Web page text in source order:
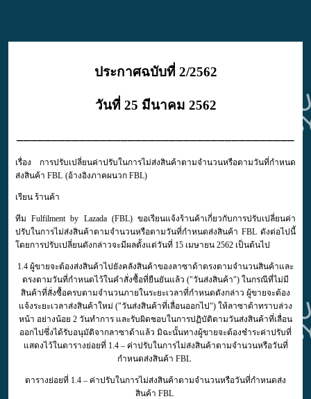
ประกาศฉบับที่ 2/2562
วันที่ 25 มีนาคม 2562
เรื่อง การปรับเปลี่ยนค่าปรับในการไม่ส่งสินค้าตามจำนวนหรือตามวันที่กำหนด
ส่งสินค้า FBL (อ้างอิงภาคผนวก FBL)
เรียน ร้านค้า
ทีม Fulfilment by Lazada (FBL) ขอเรียนแจ้งร้านค้าเกี่ยวกับการปรับเปลี่ยนค่า
ปรับในการไม่ส่งสินค้าตามจำนวนหรือตามวันที่กำหนดส่งสินค้า FBL ดังต่อไปนี้
โดยการปรับเปลี่ยนดังกล่าวจะมีผลตั้งแต่วันที่ 15 เมษายน 2562 เป็นต้นไป
1.4 ผู้ขายจะต้องส่งสินค้าไปยังคลังสินค้าของลาซาด้าตรงตามจำนวนสินค้าและ
ตรงตามวันที่กำหนดไว้ในคำสั่งซื้อที่ยืนยันแล้ว ("วันส่งสินค้า") ในกรณีที่ไม่มี
สินค้าที่สั่งซื้อครบตามจำนวนภายในระยะเวลาที่กำหนดดังกล่าว ผู้ขายจะต้อง
แจ้งระยะเวลาส่งสินค้าใหม่ ("วันส่งสินค้าที่เลื่อนออกไป") ให้ลาซาด้าทราบล่วง
หน้า อย่างน้อย 2 วันทำการ และรับผิดชอบในการปฏิบัติตามวันส่งสินค้าที่เลื่อน
ออกไปซึ่งได้รับอนุมัติจากลาซาด้าแล้ว มิฉะนั้นทางผู้ขายจะต้องชำระค่าปรับที่
แสดงไว้ในตารางย่อยที่ 1.4 – ค่าปรับในการไม่ส่งสินค้าตามจำนวนหรือวันที่
กำหนดส่งสินค้า FBL
ตารางย่อยที่ 1.4 – ค่าปรับในการไม่ส่งสินค้าตามจำนวนหรือวันที่กำหนดส่ง
สินค้า FBL